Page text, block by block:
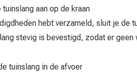
aan op de kraan
hebt verzameld, sluit je de
stevig is bevestigd, zodat er geen
tuinslang in de afvoer